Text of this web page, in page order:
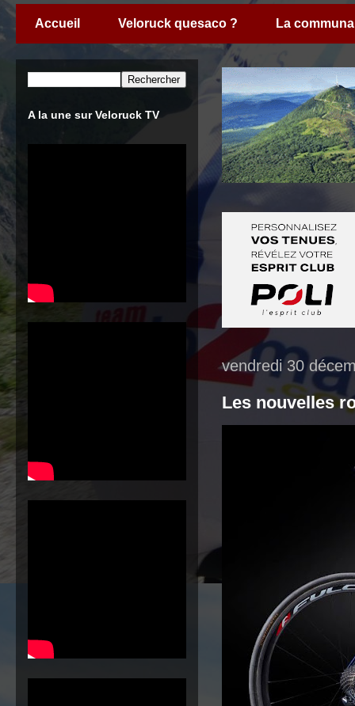
Accueil Veloruck quesaco ? La
vendredi 30
Les nouvelles
A la une sur Veloruck TV